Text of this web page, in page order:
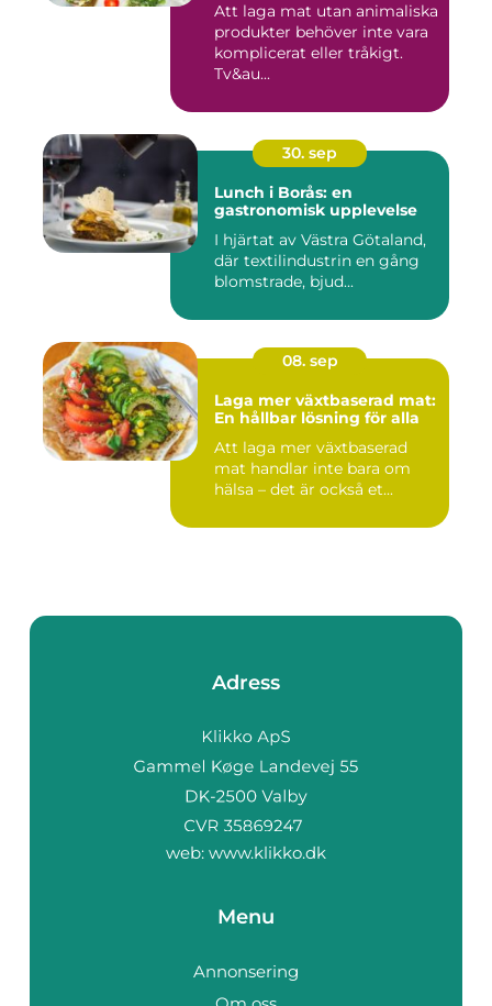
Att laga mat utan animaliska
produkter behöver inte vara
komplicerat eller tråkigt.
Tv&au...
30. sep
Lunch i Borås: en
gastronomisk upplevelse
I hjärtat av Västra Götaland,
där textilindustrin en gång
blomstrade, bjud...
08. sep
Laga mer växtbaserad mat:
En hållbar lösning för alla
Att laga mer växtbaserad
mat handlar inte bara om
hälsa – det är också et...
Adress
web: www.klikko.dk
Menu
Annonsering